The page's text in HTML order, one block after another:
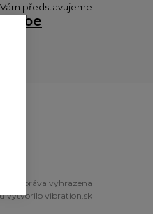
představujeme
práva vyhrazena
vytvorilo vibration.sk